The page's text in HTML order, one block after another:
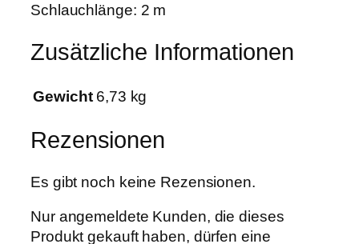
Schlauchlänge: 2 m
Zusätzliche Informationen
Gewicht 6,73 kg
Rezensionen
Es gibt noch keine Rezensionen.
Nur angemeldete Kunden, die dieses
Produkt gekauft haben, dürfen eine